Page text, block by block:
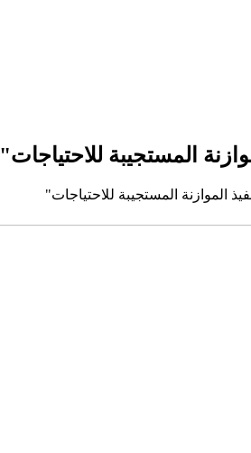
المستجيبة للاحتياجات"
الموازنة المستجيبة للاحتياجات"